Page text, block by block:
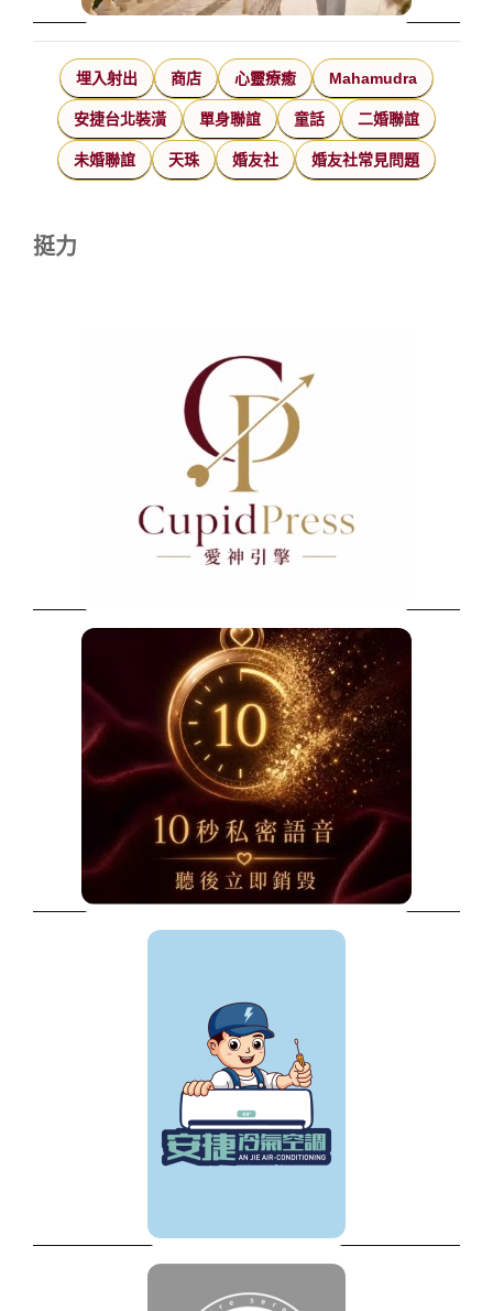
埋入射出 商店 心靈療癒 Mahamudra
安捷台北裝潢 單身聯誼 童話 二婚聯誼
未婚聯誼 天珠 婚友社 婚友社常見問題
挺力